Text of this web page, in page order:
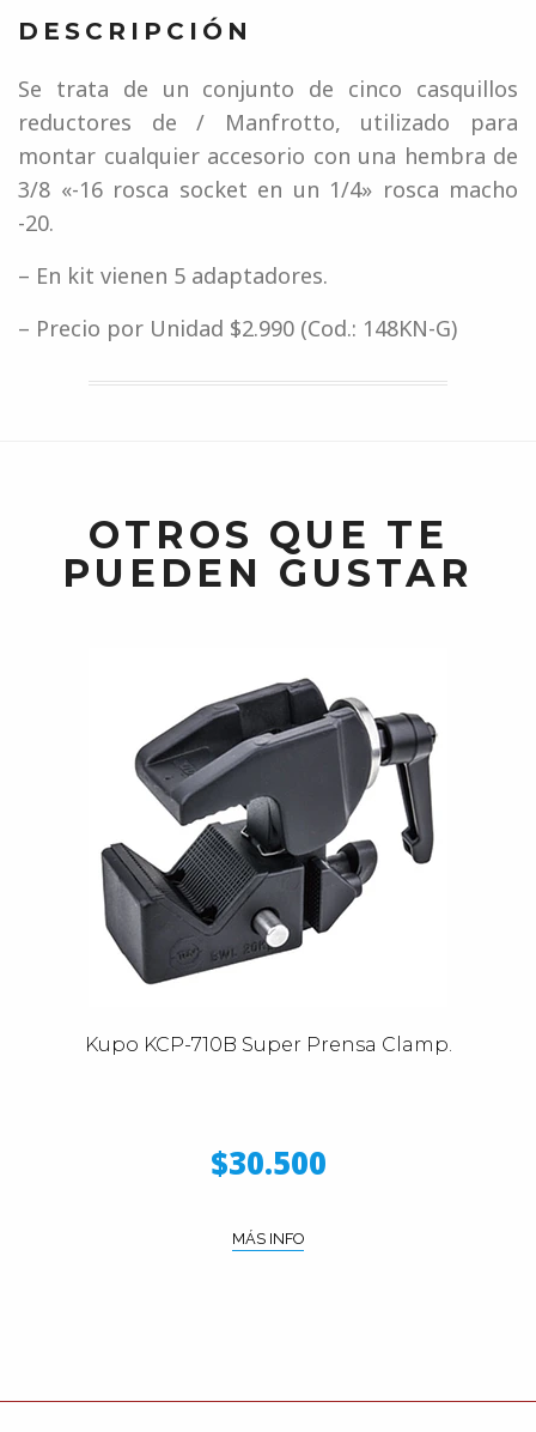
DESCRIPCIÓN
Se trata de un conjunto de cinco casquillos
reductores de / Manfrotto, utilizado para
montar cualquier accesorio con una hembra de
3/8 «-16 rosca socket en un 1/4» rosca macho
-20.
– En kit vienen 5 adaptadores.
– Precio por Unidad $2.990 (Cod.: 148KN-G)
OTROS QUE TE
PUEDEN GUSTAR
Kupo KCP-710B Super Prensa Clamp.
$30.500
MÁS INFO